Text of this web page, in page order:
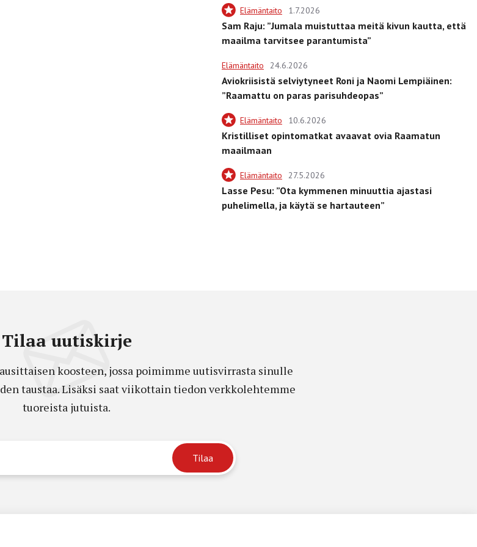
Elämäntaito 1.7.2026
Sam Raju: ”Jumala muistuttaa meitä kivun kautta, että
maailma tarvitsee parantumista”
Elämäntaito 24.6.2026
Aviokriisistä selviytyneet Roni ja Naomi Lempiäinen:
”Raamattu on paras parisuhdeopas”
Elämäntaito 10.6.2026
Kristilliset opintomatkat avaavat ovia Raamatun
maailmaan
Elämäntaito 27.5.2026
Lasse Pesu: ”Ota kymmenen minuuttia ajastasi
puhelimella, ja käytä se hartauteen”
Tilaa uutiskirje
koosteen, jossa poimimme uutisvirrasta sinulle
taustaa. Lisäksi saat viikottain tiedon verkkolehtemme
tuoreista jutuista.